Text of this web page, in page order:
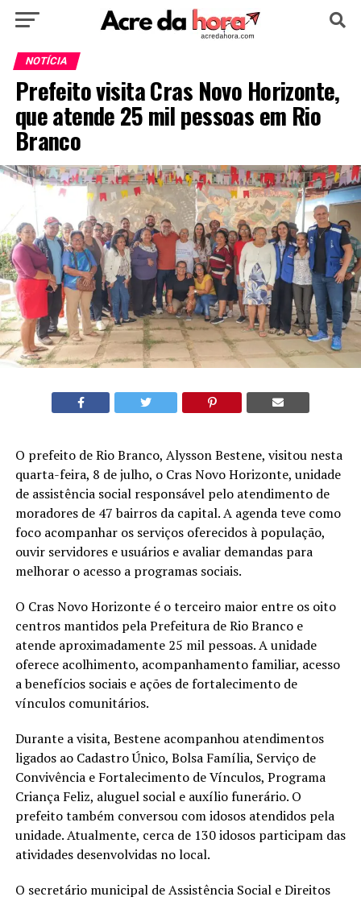
HOME
EDUCAÇÃO NOTÍCIA MUNDO
NOTÍCIA
Prefeito visita Cras Novo Horizonte,
que atende 25 mil pessoas em Rio
Branco
O prefeito de Rio Branco, Alysson Bestene, visitou nesta
quarta-feira, 8 de julho, o Cras Novo Horizonte, unidade
de assistência social responsável pelo atendimento de
moradores de 47 bairros da capital. A agenda teve como
foco acompanhar os serviços oferecidos à população,
ouvir servidores e usuários e avaliar demandas para
melhorar o acesso a programas sociais.
O Cras Novo Horizonte é o terceiro maior entre os oito
centros mantidos pela Prefeitura de Rio Branco e
atende aproximadamente 25 mil pessoas. A unidade
oferece acolhimento, acompanhamento familiar, acesso
a benefícios sociais e ações de fortalecimento de
vínculos comunitários.
Durante a visita, Bestene acompanhou atendimentos
ligados ao Cadastro Único, Bolsa Família, Serviço de
Convivência e Fortalecimento de Vínculos, Programa
Criança Feliz, aluguel social e auxílio funerário. O
prefeito também conversou com idosos atendidos pela
unidade. Atualmente, cerca de 130 idosos participam das
atividades desenvolvidas no local.
O secretário municipal de Assistência Social e Direitos